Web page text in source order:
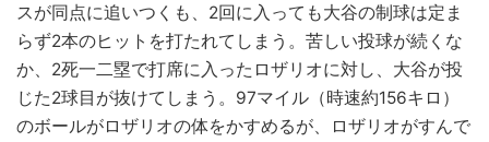
スが同点に追いつくも、2回に入っても大谷の制球は定ま
らず2本のヒットを打たれてしまう。苦しい投球が続くな
か、2死一二塁で打席に入ったロザリオに対し、大谷が投
じた2球目が抜けてしまう。97マイル（時速約156キロ）
のボールがロザリオの体をかすめるが、ロザリオがすんで